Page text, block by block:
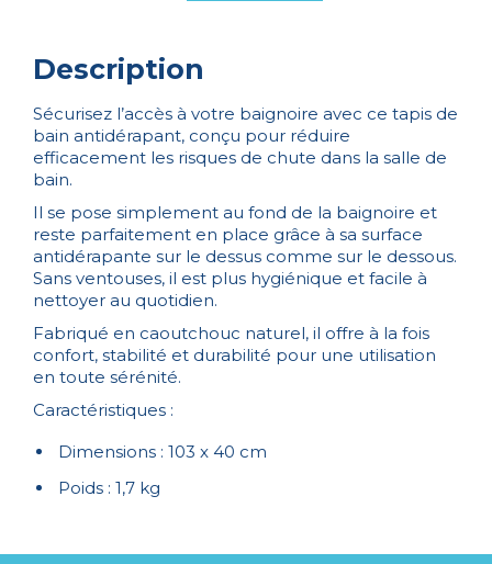
Description
Sécurisez l’accès à votre baignoire avec ce tapis de
bain antidérapant, conçu pour réduire
efficacement les risques de chute dans la salle de
bain.
Il se pose simplement au fond de la baignoire et
reste parfaitement en place grâce à sa surface
antidérapante sur le dessus comme sur le dessous.
Sans ventouses, il est plus hygiénique et facile à
nettoyer au quotidien.
Fabriqué en caoutchouc naturel, il offre à la fois
confort, stabilité et durabilité pour une utilisation
en toute sérénité.
Caractéristiques :
Dimensions : 103 x 40 cm
Poids : 1,7 kg